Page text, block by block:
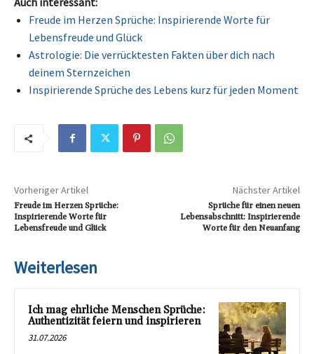
Freude im Herzen Sprüche: Inspirierende Worte für
Lebensfreude und Glück
Astrologie: Die verrücktesten Fakten über dich nach
deinem Sternzeichen
Inspirierende Sprüche des Lebens kurz für jeden Moment
Vorheriger Artikel
Freude im Herzen Sprüche:
Inspirierende Worte für
Lebensfreude und Glück
Nächster Artikel
Sprüche für einen neuen
Lebensabschnitt: Inspirierende
Worte für den Neuanfang
Weiterlesen
Ich mag ehrliche Menschen Sprüche:
Authentizität feiern und inspirieren
31.07.2026